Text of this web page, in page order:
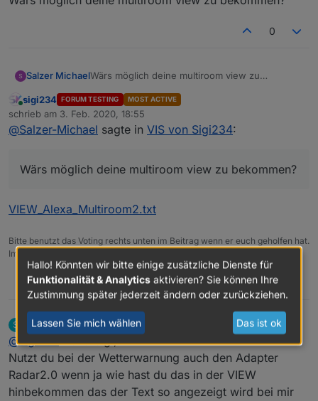
View_web_speedy_Sigi234.txt
ich hin und wieder auf paar anderen
Zu viele persönliche Daten drinnen.
Wär's den möglich nur nen Teil zu exportieren?
Ich versuch's gerade zusammen zu bauen, aber
das Calllog im json gibt er mir sau viele Werte mit
drin stünde :(
0
Salzer MichaelWärs möglich deine multiroom view zu
Online
sigi234 FORUM TESTING MOST ACTIVE
schrieb am 3. Feb. 2020, 18:55
zuletzt editiert von
@Salzer-Michael sagte in VIS von Sigi234:
Wärs möglich deine multiroom view zu bekommen?
VIEW_Alexa_Multiroom2.txt
Bitte benutzt das Voting rechts unten im Beitrag wenn er euch geholfen hat.
Immer Daten sichern!
0
S
Offline
salmischrieb am3. Feb. 2020, 21:25
zuletzt editiert von
@sigi234Hallo Sigi,
Nutzt du bei der Wetterwarnung auch den Adapter
Radar2.0 wenn ja wie hast du das in der VIEW
hinbekommen das der Text so angezeigt wird bei mir
Hallo! Könnten wir bitte einige zusätzliche Dienste für
Funktionalität & Analytics aktivieren? Sie können Ihre
Zustimmung später jederzeit ändern oder zurückziehen.
Lassen Sie mich wählen Das ist ok